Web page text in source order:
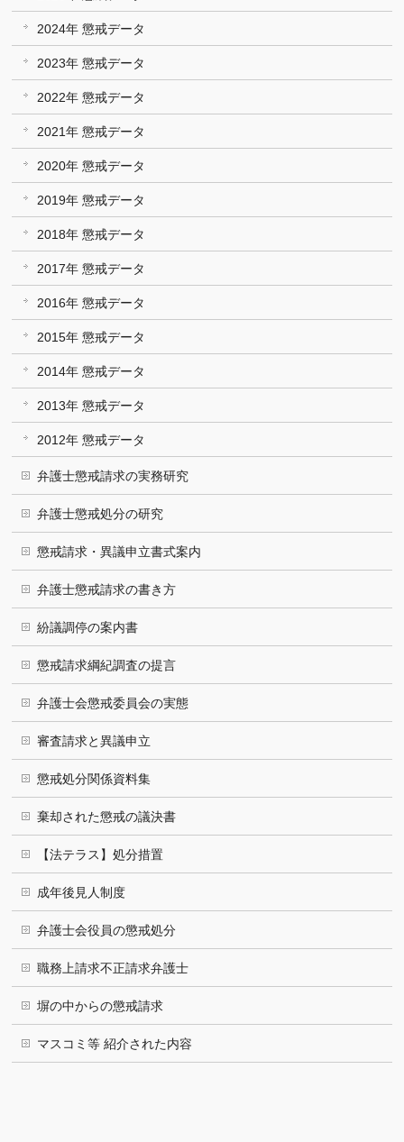
2024年 懲戒データ
2023年 懲戒データ
2022年 懲戒データ
2021年 懲戒データ
2020年 懲戒データ
2019年 懲戒データ
2018年 懲戒データ
2017年 懲戒データ
2016年 懲戒データ
2015年 懲戒データ
2014年 懲戒データ
2013年 懲戒データ
2012年 懲戒データ
弁護士懲戒請求の実務研究
弁護士懲戒処分の研究
懲戒請求・異議申立書式案内
弁護士懲戒請求の書き方
紛議調停の案内書
懲戒請求綱紀調査の提言
弁護士会懲戒委員会の実態
審査請求と異議申立
懲戒処分関係資料集
棄却された懲戒の議決書
【法テラス】処分措置
成年後見人制度
弁護士会役員の懲戒処分
職務上請求不正請求弁護士
塀の中からの懲戒請求
マスコミ等 紹介された内容